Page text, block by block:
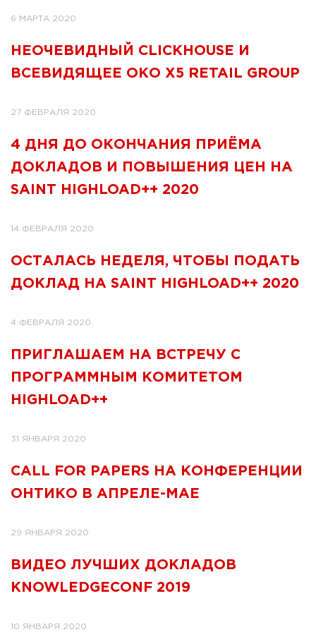
6 МАРТА 2020
НЕОЧЕВИДНЫЙ CLICKHOUSE И
ВСЕВИДЯЩЕЕ ОКО X5 RETAIL GROUP
27 ФЕВРАЛЯ 2020
4 ДНЯ ДО ОКОНЧАНИЯ ПРИЁМА
ДОКЛАДОВ И ПОВЫШЕНИЯ ЦЕН НА
SAINT HIGHLOAD++ 2020
14 ФЕВРАЛЯ 2020
ОСТАЛАСЬ НЕДЕЛЯ, ЧТОБЫ ПОДАТЬ
ДОКЛАД НА SAINT HIGHLOAD++ 2020
4 ФЕВРАЛЯ 2020
ПРИГЛАШАЕМ НА ВСТРЕЧУ С
ПРОГРАММНЫМ КОМИТЕТОМ
HIGHLOAD++
31 ЯНВАРЯ 2020
CALL FOR PAPERS НА КОНФЕРЕНЦИИ
ОНТИКО В АПРЕЛЕ-МАЕ
29 ЯНВАРЯ 2020
ВИДЕО ЛУЧШИХ ДОКЛАДОВ
KNOWLEDGECONF 2019
10 ЯНВАРЯ 2020